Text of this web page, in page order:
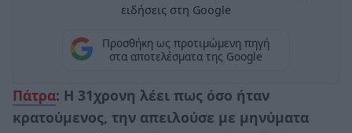
ειδήσεις στη Google
Προσθήκη ως προτιμώμενη πηγή
στα αποτελέσματα της Google
Πάτρα: Η 31χρονη λέει πως όσο ήταν
κρατούμενος, την απειλούσε με μηνύματα